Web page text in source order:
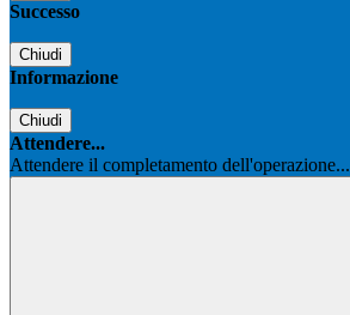
Successo
Chiudi
Informazione
Chiudi
Attendere...
Attendere il completamento dell'operazione...